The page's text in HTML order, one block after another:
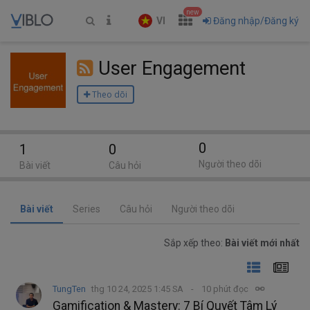
VI
new
Đăng nhập/Đăng ký
User Engagement
Theo dõi
Bài viết Series Câu hỏi Người theo dõi
Sắp xếp theo: Bài viết mới nhất
TungTen thg 10 24, 2025 1:45 SA 10 phút đọc
Gamification & Mastery: 7 Bí Quyết Tâm Lý
1
Bài viết
0
Câu hỏi
0
Người theo dõi